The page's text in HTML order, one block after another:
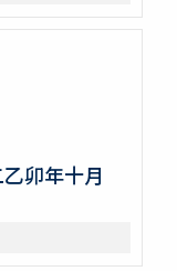
卯年十月